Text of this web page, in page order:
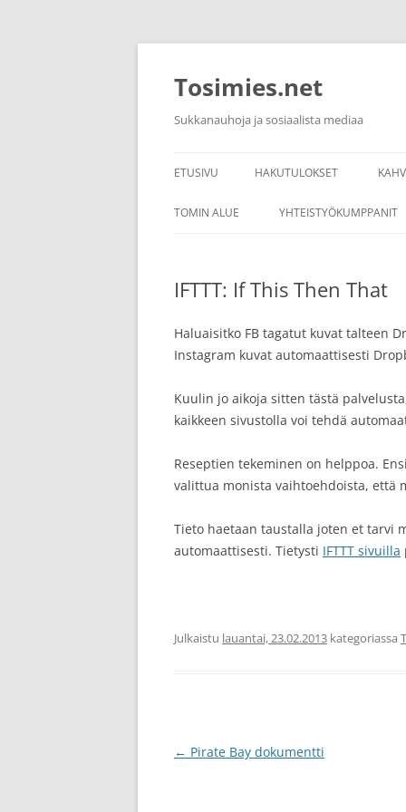
Siirry
Tosimies.net
Sukkanauhoja ja sosiaalista mediaa
ETUSIVU HAKUTULOKSET
TOMIN ALUE YHTEISTYÖKUMPPANIT
IFTTT: If This Then That
Haluaisitko FB tagatut kuvat talteen
Instagram kuvat automaattisesti
Kuulin jo aikoja sitten tästä
kaikkeen sivustolla voi tehdä
Reseptien tekeminen on helppoa.
valittua monista vaihtoehdoista, että
Tieto haetaan taustalla joten et tarvi
automaattisesti. Tietysti IFTTT sivuilla
Julkaistu lauantai, 23.02.2013 kategoriassa
Artikkelien
← Pirate Bay dokumentti